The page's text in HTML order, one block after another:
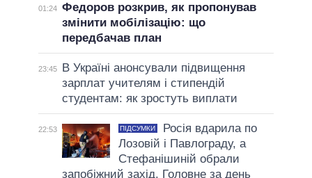
01:24 Федоров розкрив, як пропонував
змінити мобілізацію: що
передбачав план
23:45
В Україні анонсували підвищення
зарплат учителям і стипендій
студентам: як зростуть виплати
22:53 ПІДСУМКИ
Росія вдарила по
Лозовій і Павлограду, а
Стефанішиній обрали
запобіжний захід. Головне за день